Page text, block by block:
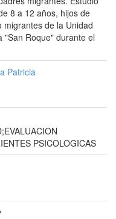
8 a 12 años, hijos de
de la Unidad
"San Roque" durante el
Patricia
PSICOLOGICAS